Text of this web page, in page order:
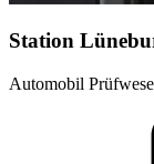
Station
Automobil